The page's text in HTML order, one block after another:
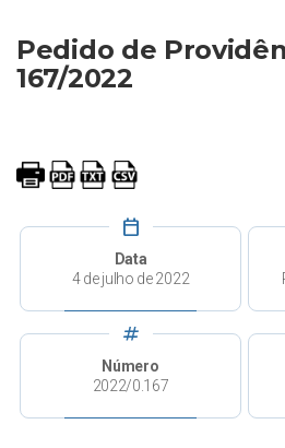
Pedido de
167/2022
calendar_today
Data
4 de julho de 2022
tag
Número
2022/0.167